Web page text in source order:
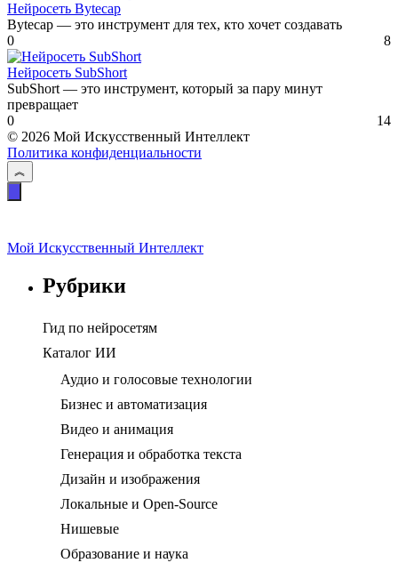
Нейросеть Bytecap
Bytecap — это инструмент для тех, кто хочет создавать
0
8
Нейросеть SubShort
SubShort — это инструмент, который за пару минут
превращает
0
14
© 2026 Мой Искусственный Интеллект
Политика конфиденциальности
Мой Искусственный Интеллект
Рубрики
Гид по нейросетям
Каталог ИИ
Аудио и голосовые технологии
Бизнес и автоматизация
Видео и анимация
Генерация и обработка текста
Дизайн и изображения
Локальные и Open-Source
Нишевые
Образование и наука